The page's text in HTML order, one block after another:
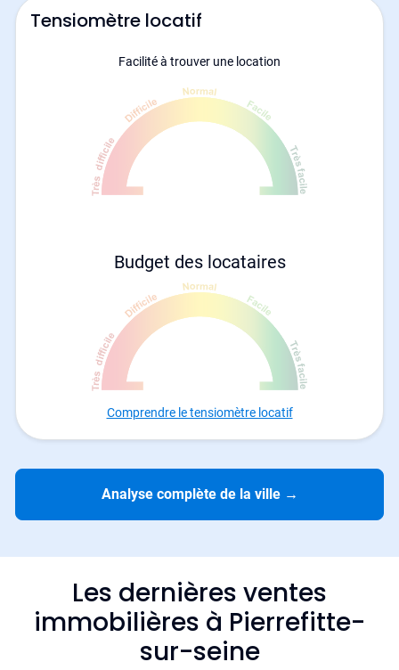
Tensiomètre locatif
Facilité à trouver une location
Budget des locataires
Comprendre le tensiomètre locatif
Analyse complète de la ville →
Les dernières ventes
immobilières à Pierrefitte-
sur-seine